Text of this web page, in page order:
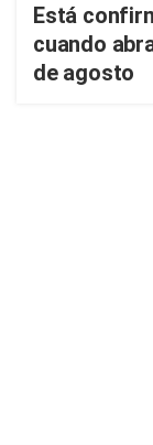
Está
cuando
de agosto